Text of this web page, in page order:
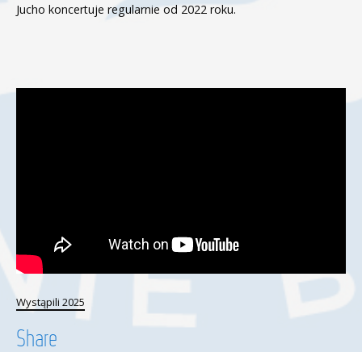
Jucho koncertuje regularnie od 2022 roku.
Wystąpili 2025
Share